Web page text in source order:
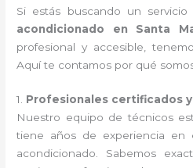
Si estás buscando un servicio
acondicionado en Santa
profesional y accesible,
Aquí te contamos por qué
1. Profesionales certificados
Nuestro equipo de técnicos
tiene años de experiencia en
acondicionado. Sabemos